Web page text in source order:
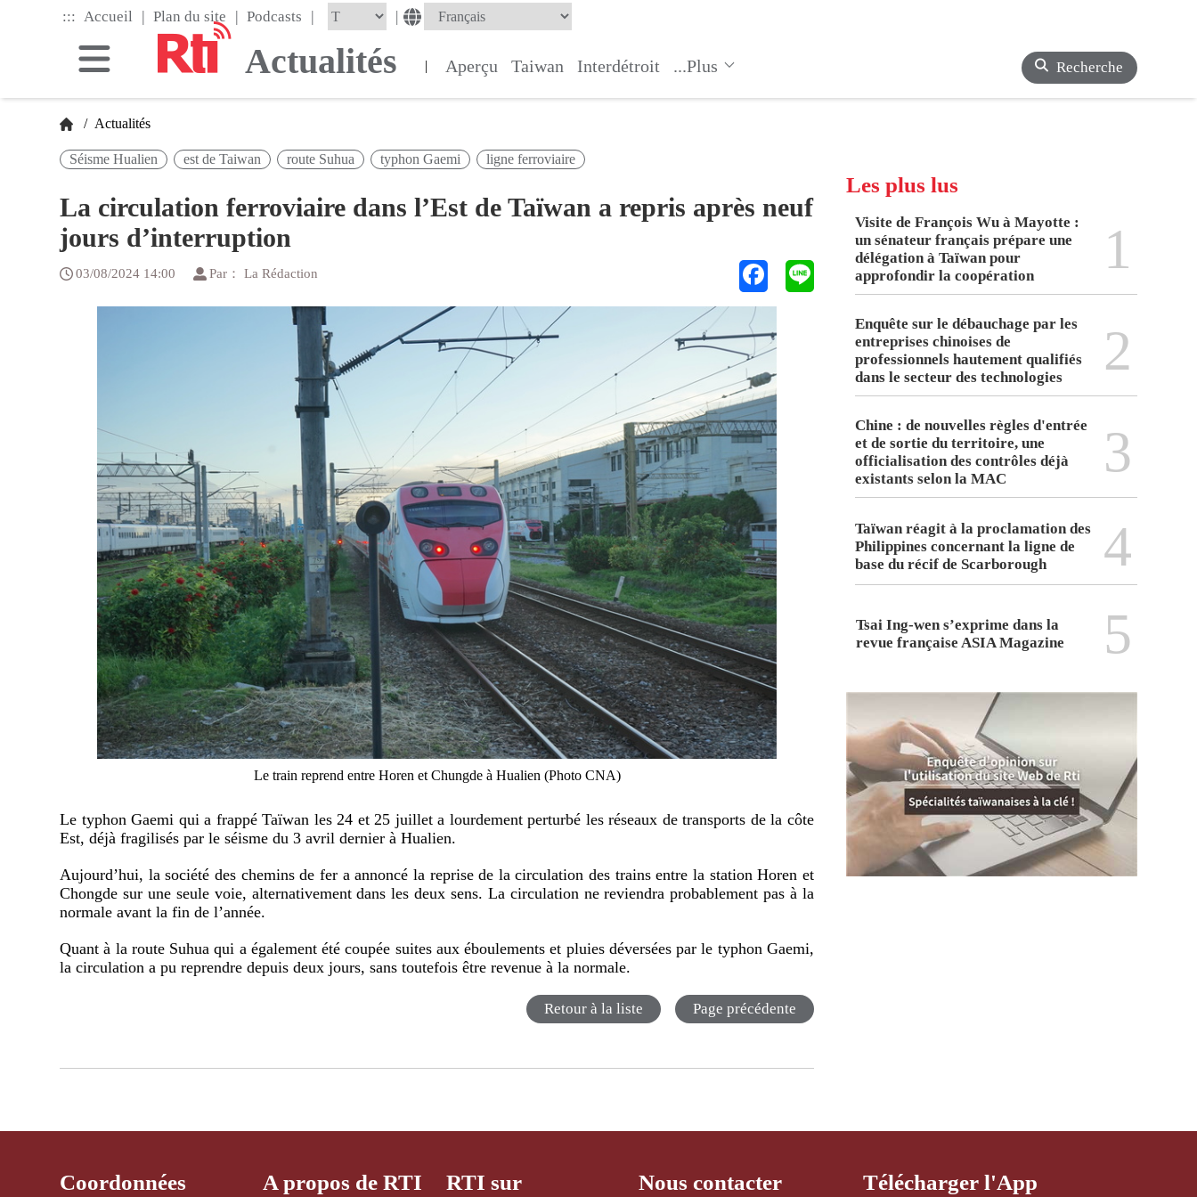
::: Accueil | Plan du site | Podcasts | |
Actualités | Aperçu Taiwan Interdétroit ...Plus Recherche
/ Actualités
Séisme Hualien est de Taiwan route Suhua typhon Gaemi ligne ferroviaire
La circulation ferroviaire dans l’Est de Taïwan a repris après neuf
jours d’interruption
03/08/2024 14:00 Par： La Rédaction
Le train reprend entre Horen et Chungde à Hualien (Photo CNA)
Le typhon Gaemi qui a frappé Taïwan les 24 et 25 juillet a lourdement perturbé les réseaux de transports de la côte
Est, déjà fragilisés par le séisme du 3 avril dernier à Hualien.
Aujourd’hui, la société des chemins de fer a annoncé la reprise de la circulation des trains entre la station Horen et
Chongde sur une seule voie, alternativement dans les deux sens. La circulation ne reviendra probablement pas à la
normale avant la fin de l’année.
Quant à la route Suhua qui a également été coupée suites aux éboulements et pluies déversées par le typhon Gaemi,
la circulation a pu reprendre depuis deux jours, sans toutefois être revenue à la normale.
Retour à la liste Page précédente
Les plus lus
Visite de François Wu à Mayotte :
un sénateur français prépare une
délégation à Taïwan pour
approfondir la coopération
1
Enquête sur le débauchage par les
entreprises chinoises de
professionnels hautement qualifiés
dans le secteur des technologies
2
Chine : de nouvelles règles d'entrée
et de sortie du territoire, une
officialisation des contrôles déjà
existants selon la MAC
3
Taïwan réagit à la proclamation des
Philippines concernant la ligne de
base du récif de Scarborough
4
Tsai Ing-wen s’exprime dans la
revue française ASIA Magazine
5
Coordonnées A propos de RTI RTI sur Nous contacter Télécharger l'App